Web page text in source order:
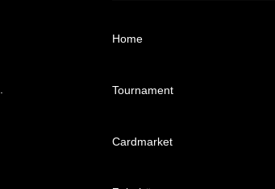
Home
Tournament
Cardmarket